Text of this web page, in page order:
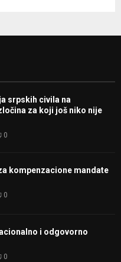
srpskih civila na
za koji još niko nije
0
kompenzacione mandate
0
i odgovorno
0